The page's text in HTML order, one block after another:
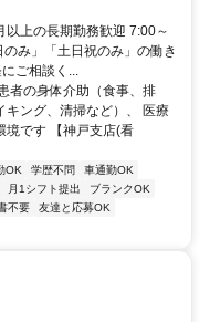
上の長期勤務歓迎 7:00～
み」「土日祝のみ」の働き
ご相談く...
者の身体介助（食事、排
キング、清掃など）、 医療
境です 【神戸支店(看
OK 学歴不問
車通勤OK
月1シフト提出
ブランクOK
不要
友達と応募OK